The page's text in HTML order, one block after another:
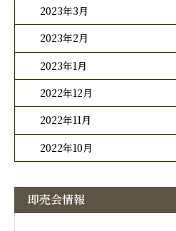
2023年3月
2023年2月
2023年1月
2022年12月
2022年11月
2022年10月
即売会情報